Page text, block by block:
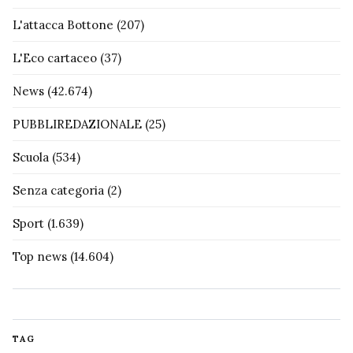
L'attacca Bottone (207)
L'Eco cartaceo (37)
News (42.674)
PUBBLIREDAZIONALE (25)
Scuola (534)
Senza categoria (2)
Sport (1.639)
Top news (14.604)
TAG